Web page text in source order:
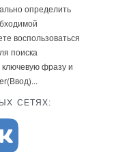
определить
воспользоваться
поиска
фразу и
СЕТЯХ: